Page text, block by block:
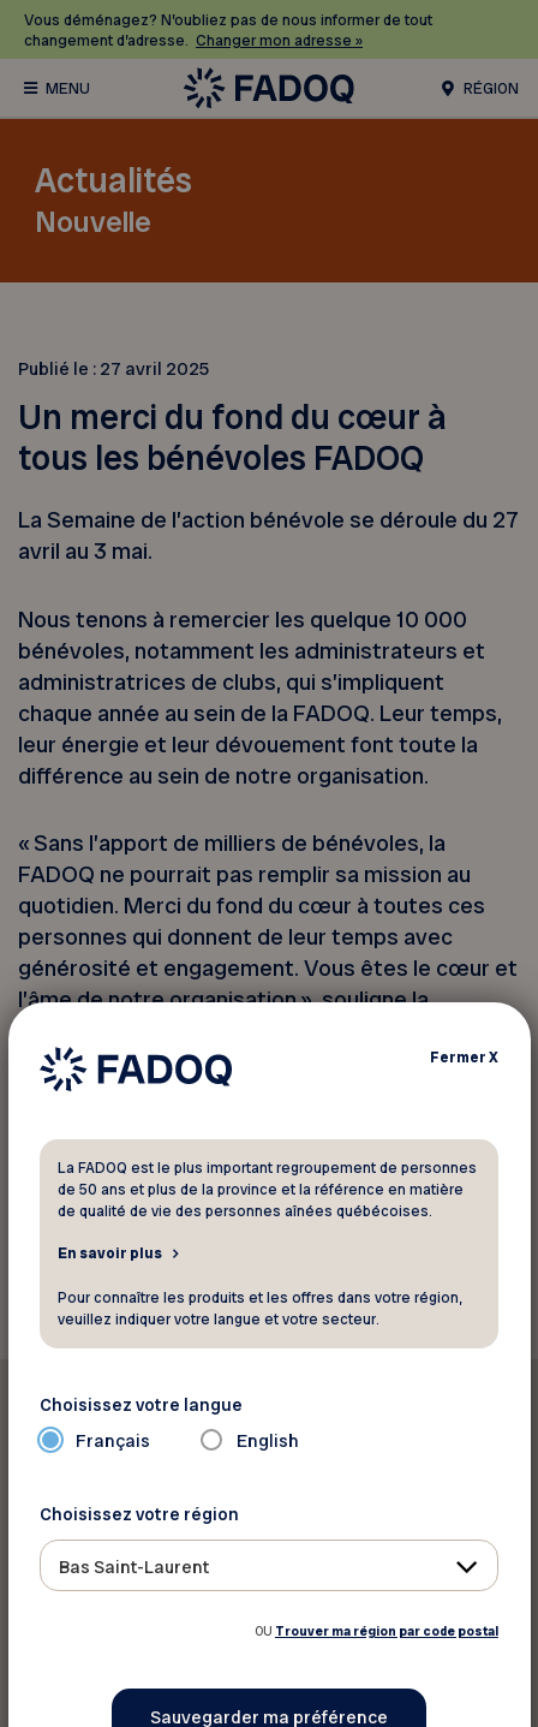
Vous déménagez? N’oubliez pas de nous informer de tout
changement d’adresse. Changer mon adresse »
RÉGION
Actualités
Nouvelle
Publié le : 27 avril 2025
Un merci du fond du cœur à
tous les bénévoles FADOQ
La Semaine de l’action bénévole se déroule du 27
avril au 3 mai.
Nous tenons à remercier les quelque 10 000
bénévoles, notamment les administrateurs et
administratrices de clubs, qui s’impliquent
chaque année au sein de la FADOQ. Leur temps,
leur énergie et leur dévouement font toute la
différence au sein de notre organisation.
« Sans l’apport de milliers de bénévoles, la
FADOQ ne pourrait pas remplir sa mission au
quotidien. Merci du fond du cœur à toutes ces
personnes qui donnent de leur temps avec
générosité et engagement. Vous êtes le cœur et
l’âme de notre organisation », souligne la
Rappelons que plus de 25 % des bénévoles au
Source: FADOQ
Imprimer cet article
Partager sur :
FermerX
La FADOQ est le plus important regroupement de personnes
de 50 ans et plus de la province et la référence en matière
de qualité de vie des personnes aînées québécoises.
En savoir plus
Pour connaître les produits et les offres dans votre région,
veuillez indiquer votre langue et votre secteur.
Choisissez votre langue
Français English
Choisissez votre région
Bas Saint-Laurent
OU Trouver ma région par code postal